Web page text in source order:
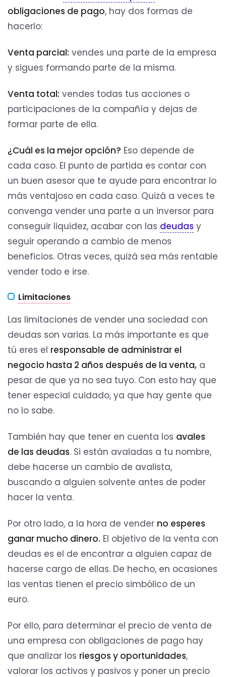
obligaciones de pago, hay dos formas de
hacerlo:
Venta parcial: vendes una parte de la empresa
y sigues formando parte de la misma.
Venta total: vendes todas tus acciones o
participaciones de la compañía y dejas de
formar parte de ella.
¿Cuál es la mejor opción? Eso depende de
cada caso. El punto de partida es contar con
un buen asesor que te ayude para encontrar lo
más ventajoso en cada caso. Quizá a veces te
convenga vender una parte a un inversor para
conseguir liquidez, acabar con las deudas y
seguir operando a cambio de menos
beneficios. Otras veces, quizá sea más rentable
vender todo e irse.
Limitaciones
Las limitaciones de vender una sociedad con
deudas son varias. La más importante es que
tú eres el responsable de administrar el
negocio hasta 2 años después de la venta, a
pesar de que ya no sea tuyo. Con esto hay que
tener especial cuidado, ya que hay gente que
no lo sabe.
También hay que tener en cuenta los avales
de las deudas. Si están avaladas a tu nombre,
debe hacerse un cambio de avalista,
buscando a alguien solvente antes de poder
hacer la venta.
Por otro lado, a la hora de vender no esperes
ganar mucho dinero. El objetivo de la venta con
deudas es el de encontrar a alguien capaz de
hacerse cargo de ellas. De hecho, en ocasiones
las ventas tienen el precio simbólico de un
euro.
Por ello, para determinar el precio de venta de
una empresa con obligaciones de pago hay
que analizar los riesgos y oportunidades,
valorar los activos y pasivos y poner un precio